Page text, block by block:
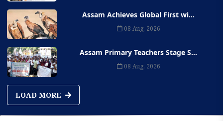
Assam Achieves Global First wi...
08 Aug, 2026
Assam Primary Teachers Stage S...
08 Aug, 2026
LOAD MORE